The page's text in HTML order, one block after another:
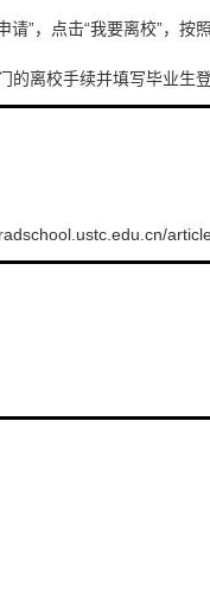
”，点击“我要离校”，按
的离校手续并填写毕业生登